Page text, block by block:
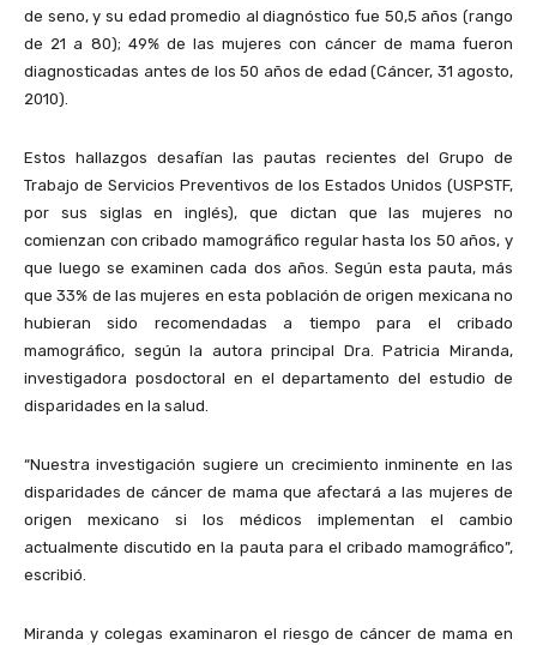
de seno, y su edad promedio al diagnóstico fue 50,5 años (rango
de 21 a 80); 49% de las mujeres con cáncer de mama fueron
diagnosticadas antes de los 50 años de edad (Cáncer, 31 agosto,
2010).
Estos hallazgos desafían las pautas recientes del Grupo de
Trabajo de Servicios Preventivos de los Estados Unidos (USPSTF,
por sus siglas en inglés), que dictan que las mujeres no
comienzan con cribado mamográfico regular hasta los 50 años, y
que luego se examinen cada dos años. Según esta pauta, más
que 33% de las mujeres en esta población de origen mexicana no
hubieran sido recomendadas a tiempo para el cribado
mamográfico, según la autora principal Dra. Patricia Miranda,
investigadora posdoctoral en el departamento del estudio de
disparidades en la salud.
“Nuestra investigación sugiere un crecimiento inminente en las
disparidades de cáncer de mama que afectará a las mujeres de
origen mexicano si los médicos implementan el cambio
actualmente discutido en la pauta para el cribado mamográfico”,
escribió.
Miranda y colegas examinaron el riesgo de cáncer de mama en